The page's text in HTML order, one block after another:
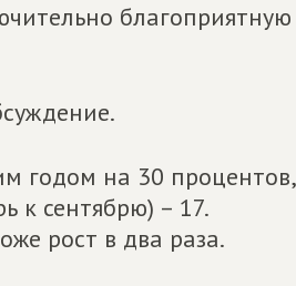
благоприятную
годом на 30 процентов,
к сентябрю) – 17.
рост в два раза.